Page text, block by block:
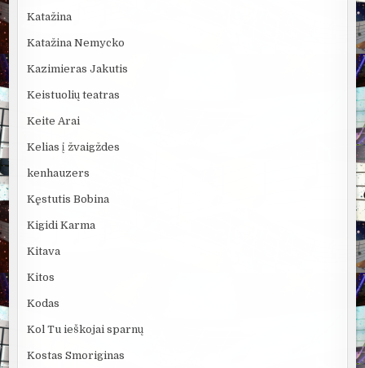
Katažina
Katažina Nemycko
Kazimieras Jakutis
Keistuolių teatras
Keite Arai
Kelias į žvaigždes
kenhauzers
Kęstutis Bobina
Kigidi Karma
Kitava
Kitos
Kodas
Kol Tu ieškojai sparnų
Kostas Smoriginas